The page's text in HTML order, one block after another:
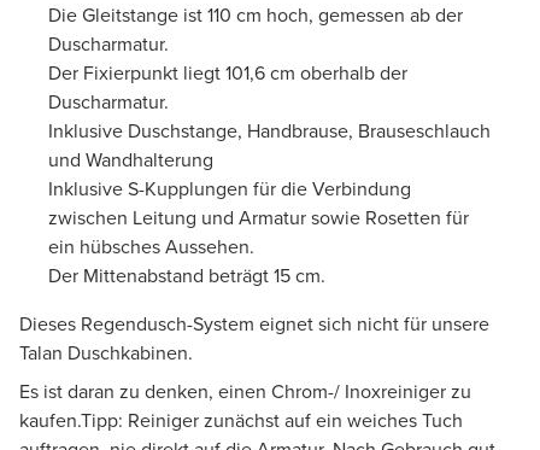
Die Gleitstange ist 110 cm hoch, gemessen ab der
Duscharmatur.
Der Fixierpunkt liegt 101,6 cm oberhalb der
Duscharmatur.
Inklusive Duschstange, Handbrause, Brauseschlauch
und Wandhalterung
Inklusive S-Kupplungen für die Verbindung
zwischen Leitung und Armatur sowie Rosetten für
ein hübsches Aussehen.
Der Mittenabstand beträgt 15 cm.
Dieses Regendusch-System eignet sich nicht für unsere
Talan Duschkabinen.
Es ist daran zu denken, einen Chrom-/ Inoxreiniger zu
kaufen.Tipp: Reiniger zunächst auf ein weiches Tuch